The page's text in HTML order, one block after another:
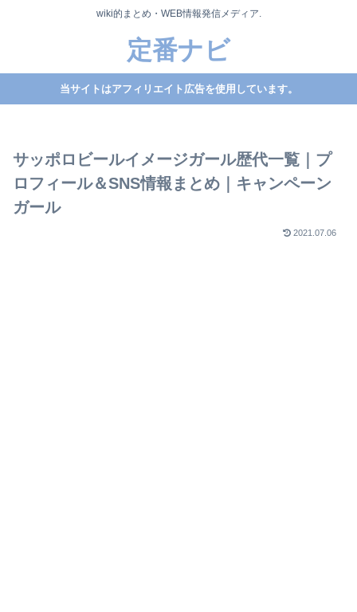
wiki的まとめ・WEB情報発信メディア.
定番ナビ
当サイトはアフィリエイト広告を使用しています。
サッポロビールイメージガール歴代一覧｜プ
ロフィール＆SNS情報まとめ｜キャンペーン
ガール
2021.07.06